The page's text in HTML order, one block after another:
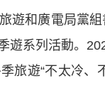
廣電局黨組
遊系列活動。
旅遊“不太冷、